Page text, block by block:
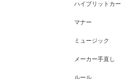
ハイブリットカー
マナー
ミュージック
メーカー手直し
ルール